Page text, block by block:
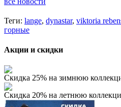
Теги: lange, dynastar, viktoria
горные
Акции и скидки
Скидка 25% на зимнюю
Скидка 20% на летнюю